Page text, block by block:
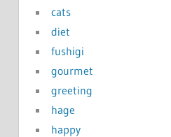
cats
diet
fushigi
gourmet
greeting
hage
happy